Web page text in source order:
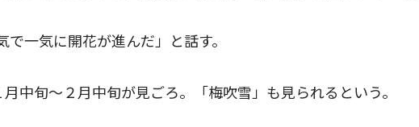
一気に開花が進んだ」と話す。
中旬〜２月中旬が見ごろ。「梅吹雪」も見られるという。